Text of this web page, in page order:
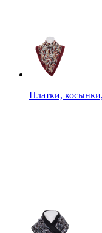
Платки,